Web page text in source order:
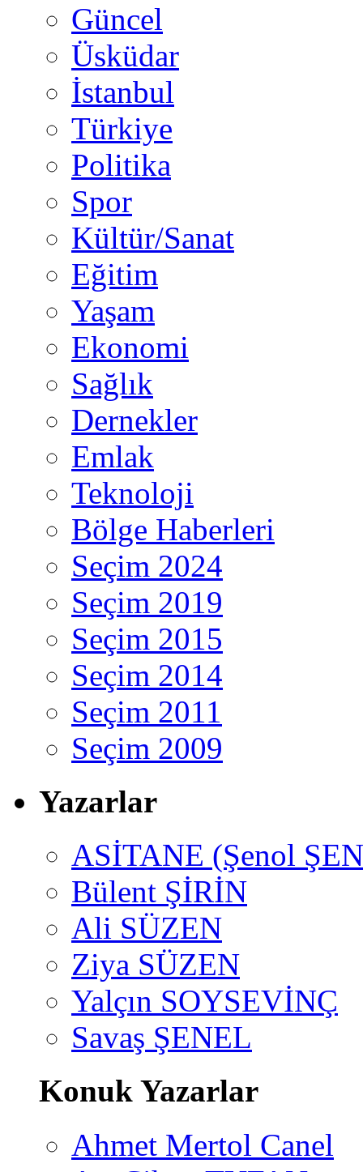
Güncel
Üsküdar
İstanbul
Türkiye
Politika
Spor
Kültür/Sanat
Eğitim
Yaşam
Ekonomi
Sağlık
Dernekler
Emlak
Teknoloji
Bölge Haberleri
Seçim 2024
Seçim 2019
Seçim 2015
Seçim 2014
Seçim 2011
Seçim 2009
Yazarlar
ASİTANE (Şenol
Bülent ŞİRİN
Ali SÜZEN
Ziya SÜZEN
Yalçın SOYSEVİNÇ
Savaş ŞENEL
Konuk Yazarlar
Ahmet Mertol Canel